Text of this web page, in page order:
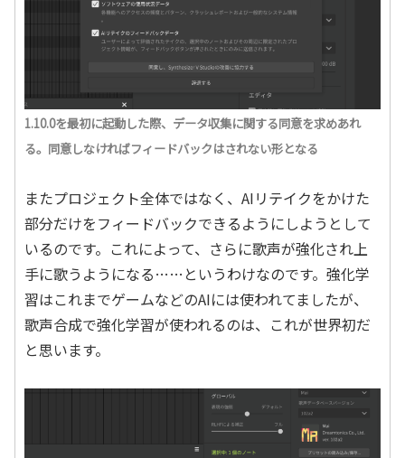
1.10.0を最初に起動した際、データ収集に関する同意を求めあれ
る。同意しなければフィードバックはされない形となる
またプロジェクト全体ではなく、AIリテイクをかけた
部分だけをフィードバックできるようにしようとして
いるのです。これによって、さらに歌声が強化され上
手に歌うようになる……と いうわけなのです。強化学
習はこれまでゲームなどのAIには使われてましたが、
歌声合成で強化学習が使われるのは、これが世界初だ
と思います。